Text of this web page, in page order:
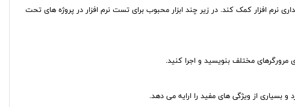
افزار کمک کند. در زیر چند ابزار محبوب برای تست نرم افزار در پروژه های تحت
مرورگرهای مختلف بنویسید و اجرا کنید.